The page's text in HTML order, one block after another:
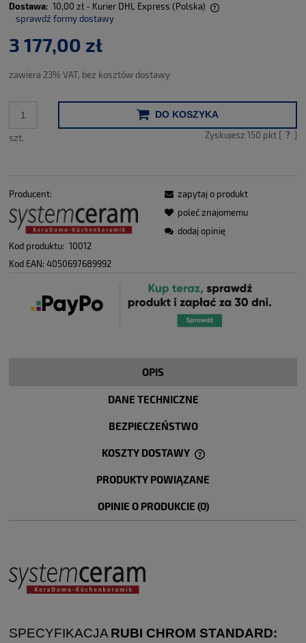
Dostawa: 10,00 zł - Kurier DHL Express (Polska)
Cena nie zawiera ewentualnych kosztów płatności
sprawdź formy dostawy
3 177,00 zł
zawiera 23% VAT, bez kosztów dostawy
szt.
DO KOSZYKA
Zyskujesz 150 pkt [ ? ]
Producent:
Kod produktu: 10012
Kod EAN: 4050697689992
zapytaj o produkt
poleć znajomemu
dodaj opinię
OPIS
DANE TECHNICZNE
BEZPIECZEŃSTWO
KOSZTY DOSTAWY
CENA NIE ZAWIERA EWENTUALNYCH KOSZTÓW PŁATNOŚCI
PRODUKTY POWIĄZANE
OPINIE O PRODUKCIE (0)
SPECYFIKACJA RUBI CHROM STANDARD: